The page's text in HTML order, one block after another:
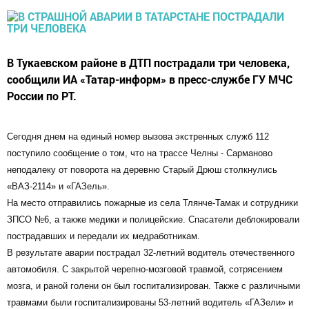
В Тукаевском районе в ДТП пострадали три человека,
сообщили ИА «Татар-информ» в пресс-службе ГУ МЧС
России по РТ.
Сегодня днем на единый номер вызова экстренных служб 112
поступило сообщение о том, что на трассе Челны - Сарманово
неподалеку от поворота на деревню Старый Дрюш столкнулись
«ВАЗ-2114» и «ГАЗель».
На место отправились пожарные из села Тлянче-Тамак и сотрудники
ЗПСО №6, а также медики и полицейские. Спасатели деблокировали
пострадавших и передали их медработникам.
В результате аварии пострадал 32-летний водитель отечественного
автомобиля. С закрытой черепно-мозговой травмой, сотрясением
мозга, и раной голени он был госпитализирован. Также с различными
травмами были госпитализированы 53-летний водитель «ГАЗели» и